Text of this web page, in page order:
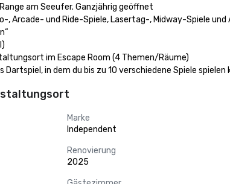
am Seeufer. Ganzjährig geöffnet
, Arcade- und Ride-Spiele, Lasertag-, Midway-Spiele
im Escape Room (4 Themen/Räume)
in dem du bis zu 10 verschiedene Spiele spielen
Marke
Independent
Renovierung
2025